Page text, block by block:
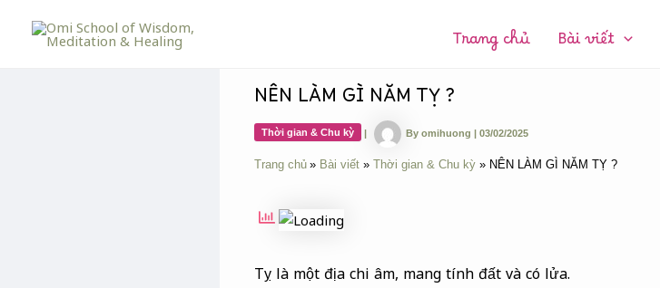
Trang chủ Bài viết
NÊN LÀM GÌ NĂM TỴ ?
Thời gian & Chu kỳ | By omihuong | 03/02/2025
Trang chủ Bài viết Thời gian & Chu kỳ NÊN LÀM GÌ NĂM TỴ ?
Tỵ là một địa chi âm, mang tính đất và có lửa.